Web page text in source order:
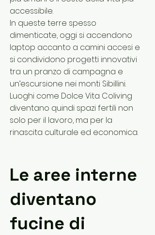
accessibile.
In queste terre spesso
dimenticate, oggi si accendono
laptop accanto a camini accesi e
si condividono progetti innovativi
tra un pranzo di campagna e
un’escursione nei monti Sibillini.
Luoghi come Dolce Vita Coliving
diventano quindi spazi fertili non
solo per il lavoro, ma per la
rinascita culturale ed economica.
Le aree interne
diventano
fucine di